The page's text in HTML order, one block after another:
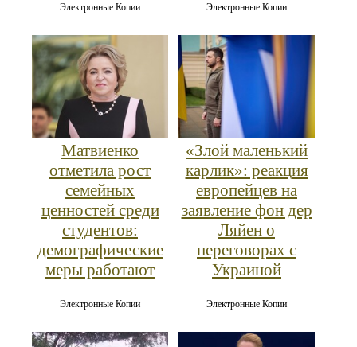
Электронные Копии Электронные Копии
Матвиенко
отметила рост
семейных
ценностей среди
студентов:
демографические
меры работают
Электронные Копии
«Злой маленький
карлик»: реакция
европейцев на
заявление фон дер
Ляйен о
переговорах с
Украиной
Электронные Копии